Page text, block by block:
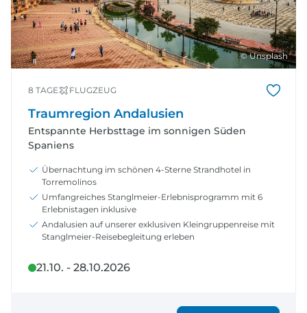
© Unsplash
8 TAGE FLUGZEUG
Traumregion Andalusien
Entspannte Herbsttage im sonnigen Süden
Spaniens
Übernachtung im schönen 4-Sterne Strandhotel in
Torremolinos
Umfangreiches Stanglmeier-Erlebnisprogramm mit 6
Erlebnistagen inklusive
Andalusien auf unserer exklusiven Kleingruppenreise mit
Stanglmeier-Reisebegleitung erleben
21.10. - 28.10.2026